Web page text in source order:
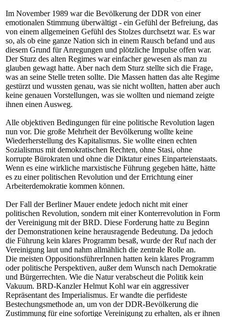
Im November 1989 war die Bevölkerung der DDR von einer
emotionalen Stimmung überwältigt - ein Gefühl der Befreiung, das
von einem allgemeinen Gefühl des Stolzes durchsetzt war. Es war
so, als ob eine ganze Nation sich in einem Rausch befand und aus
diesem Grund für Anregungen und plötzliche Impulse offen war.
Der Sturz des alten Regimes war einfacher gewesen als man zu
glauben gewagt hatte. Aber nach dem Sturz stellte sich die Frage,
was an seine Stelle treten sollte. Die Massen hatten das alte Regime
gestürzt und wussten genau, was sie nicht wollten, hatten aber auch
keine genauen Vorstellungen, was sie wollten und niemand zeigte
ihnen einen Ausweg.
Alle objektiven Bedingungen für eine politische Revolution lagen
nun vor. Die große Mehrheit der Bevölkerung wollte keine
Wiederherstellung des Kapitalismus. Sie wollte einen echten
Sozialismus mit demokratischen Rechten, ohne Stasi, ohne
korrupte Bürokraten und ohne die Diktatur eines Einparteienstaats.
Wenn es eine wirkliche marxistische Führung gegeben hätte, hätte
es zu einer politischen Revolution und der Errichtung einer
Arbeiterdemokratie kommen können.
Der Fall der Berliner Mauer endete jedoch nicht mit einer
politischen Revolution, sondern mit einer Konterrevolution in Form
der Vereinigung mit der BRD. Diese Forderung hatte zu Beginn
der Demonstrationen keine herausragende Bedeutung. Da jedoch
die Führung kein klares Programm besaß, wurde der Ruf nach der
Vereinigung laut und nahm allmählich die zentrale Rolle an.
Die meisten OppositionsführerInnen hatten kein klares Programm
oder politische Perspektiven, außer dem Wunsch nach Demokratie
und Bürgerrechten. Wie die Natur verabscheut die Politik kein
Vakuum. BRD-Kanzler Helmut Kohl war ein aggressiver
Repräsentant des Imperialismus. Er wandte die perfideste
Bestechungsmethode an, um von der DDR-Bevölkerung die
Zustimmung für eine sofortige Vereinigung zu erhalten, als er ihnen